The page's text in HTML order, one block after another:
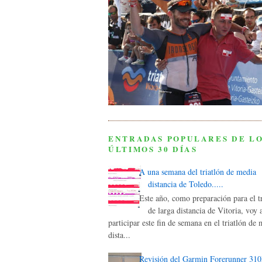
ENTRADAS POPULARES DE
ÚLTIMOS 30 DÍAS
A una semana del triatlón de media
distancia de Toledo.....
Este año, como preparación para el
de larga distancia de Vitoria, voy
participar este fin de semana en el triatlón de
dista...
Revisión del Garmin Forerunner